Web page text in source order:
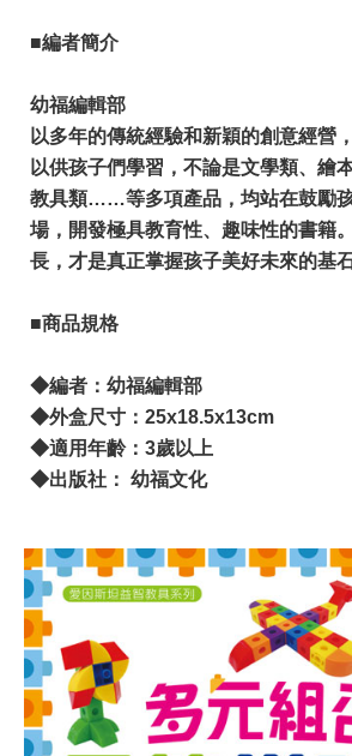
■編者簡介
幼福編輯部
以多年的傳統經驗和新穎的創意經營
以供孩子們學習，不論是文學類、繪
教具類……等多項產品，均站在鼓勵
場，開發極具教育性、趣味性的書籍
長，才是真正掌握孩子美好未來的基石
■商品規格
◆編者：幼福編輯部
◆外盒尺寸：25x18.5x13cm
◆適用年齡：3歲以上
◆出版社： 幼福文化